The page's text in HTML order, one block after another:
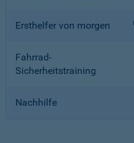
Ersthelfer von morgen
Fahrrad-
Sicherheitstraining
Nachhilfe